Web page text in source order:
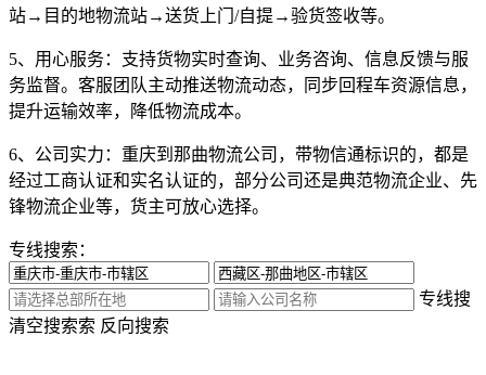
站→目的地物流站→送货上门/自提→验货签收等。
5、用心服务： 支持货物实时查询、业务咨询、信息反馈与服
务监督。客服团队主动推送物流动态，同步回程车资源信息，
提升运输效率，降低物流成本。
6、公司实力： 重庆到那曲物流公司，带物信通标识的，都是
经过工商认证和实名认证的，部分公司还是典范物流企业、先
锋物流企业等，货主可放心选择。
专线搜索：
专线搜
索 反向搜索
清空搜索